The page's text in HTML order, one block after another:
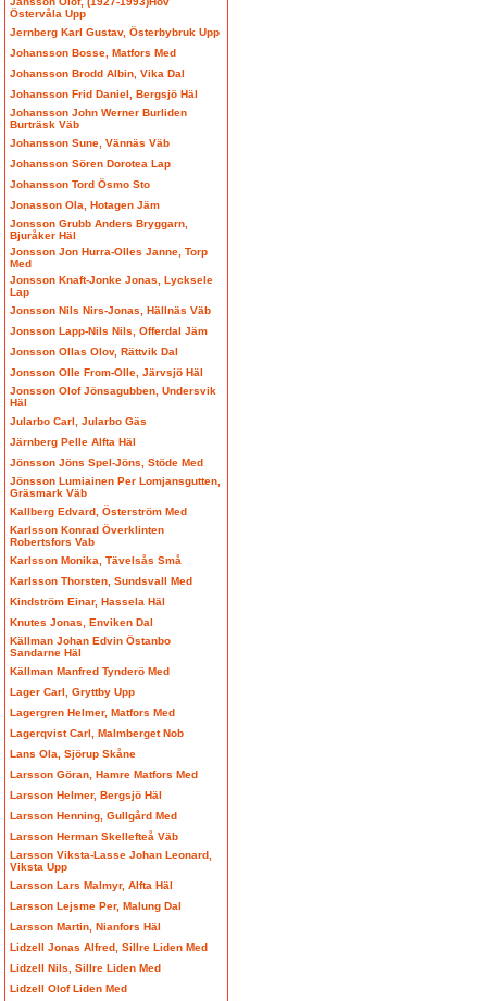
Östervåla Upp
Jernberg Karl Gustav, Österbybruk Upp
Johansson Bosse, Matfors Med
Johansson Brodd Albin, Vika Dal
Johansson Frid Daniel, Bergsjö Häl
Johansson John Werner Burliden
Burträsk Väb
Johansson Sune, Vännäs Väb
Johansson Sören Dorotea Lap
Johansson Tord Ösmo Sto
Jonasson Ola, Hotagen Jäm
Jonsson Grubb Anders Bryggarn,
Bjuråker Häl
Jonsson Jon Hurra-Olles Janne, Torp
Med
Jonsson Knaft-Jonke Jonas, Lycksele
Lap
Jonsson Nils Nirs-Jonas, Hällnäs Väb
Jonsson Lapp-Nils Nils, Offerdal Jäm
Jonsson Ollas Olov, Rättvik Dal
Jonsson Olle From-Olle, Järvsjö Häl
Jonsson Olof Jönsagubben, Undersvik
Häl
Jularbo Carl, Jularbo Gäs
Järnberg Pelle Alfta Häl
Jönsson Jöns Spel-Jöns, Stöde Med
Jönsson Lumiainen Per Lomjansgutten,
Gräsmark Väb
Kallberg Edvard, Österström Med
Karlsson Konrad Överklinten
Robertsfors Vab
Karlsson Monika, Tävelsås Små
Karlsson Thorsten, Sundsvall Med
Kindström Einar, Hassela Häl
Knutes Jonas, Enviken Dal
Källman Johan Edvin Östanbo
Sandarne Häl
Källman Manfred Tynderö Med
Lager Carl, Gryttby Upp
Lagergren Helmer, Matfors Med
Lagerqvist Carl, Malmberget Nob
Lans Ola, Sjörup Skåne
Larsson Göran, Hamre Matfors Med
Larsson Helmer, Bergsjö Häl
Larsson Henning, Gullgård Med
Larsson Herman Skellefteå Väb
Larsson Viksta-Lasse Johan Leonard,
Viksta Upp
Larsson Lars Malmyr, Alfta Häl
Larsson Lejsme Per, Malung Dal
Larsson Martin, Nianfors Häl
Lidzell Jonas Alfred, Sillre Liden Med
Lidzell Nils, Sillre Liden Med
Lidzell Olof Liden Med